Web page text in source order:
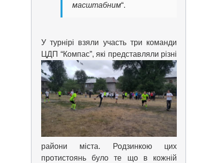
масштабним“.
У турнірі взяли участь три команди
ЦДП “Компас”, які представляли різні
райони міста. Родзинкою цих
протистоянь було те що в кожній